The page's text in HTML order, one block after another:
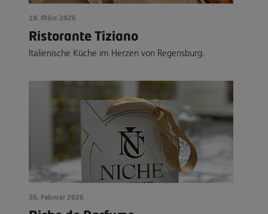
19. März 2026
Ristorante Tiziano
Italienische Küche im Herzen von Regensburg.
26. Februar 2026